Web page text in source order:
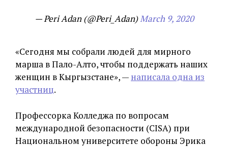
— Peri Adan (@Peri_Adan)March 9, 2020
«Сегодня мы собрали людей для мирного
марша в Пало-Алто, чтобы поддержать наших
женщин в Кыргызстане», — написала одна из
участниц.
Профессорка Колледжа по вопросам
международной безопасности (CISA) при
Национальном университете обороны Эрика